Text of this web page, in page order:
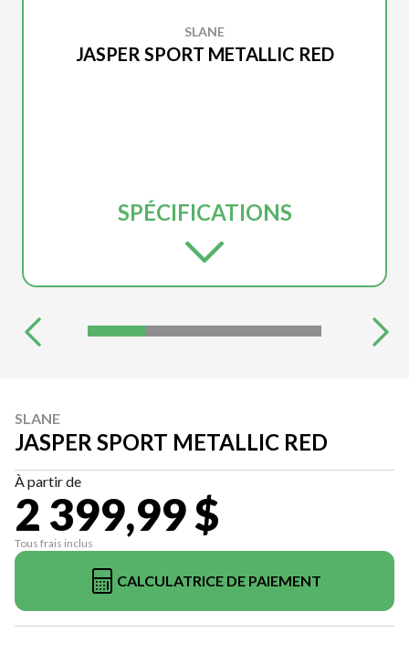
SLANE
JASPER SPORT METALLIC RED
SPÉCIFICATIONS
SLANE
JASPER SPORT METALLIC RED
À partir de
2 399,99 $
Tous frais inclus
CALCULATRICE DE PAIEMENT